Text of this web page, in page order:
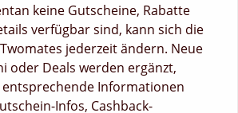
keine Gutscheine, Rabatte
verfügbar sind, kann sich die
jederzeit ändern. Neue
oder Deals werden ergänzt,
Informationen
Infos, Cashback-